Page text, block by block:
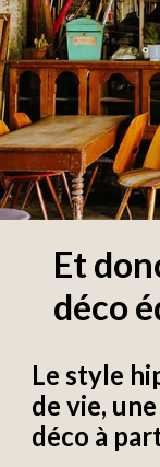
Et
déco
Le style
de vie,
déco à